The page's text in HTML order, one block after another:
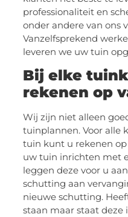
professionaliteit en
onder andere van ons
Vanzelfsprekend
leveren we uw tuin
Bij elke
rekenen op
Wij zijn niet alleen
tuinplannen. Voor alle
tuin kunt u rekenen
uw tuin inrichten met
leggen deze voor u
schutting aan
nieuwe schutting.
staan maar staat deze